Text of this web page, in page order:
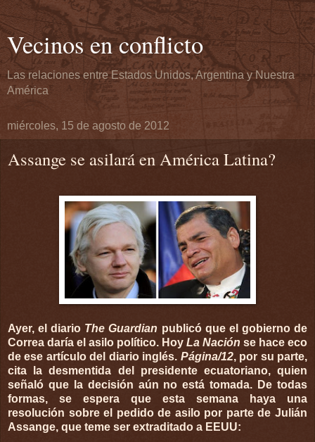
Vecinos en conflicto
Las relaciones entre Estados Unidos, Argentina y Nuestra
América
miércoles, 15 de agosto de 2012
Assange se asilará en América Latina?
Ayer, el diario The Guardian publicó que el gobierno de
Correa daría el asilo político. Hoy La Nación se hace eco
de ese artículo del diario inglés. Página/12, por su parte,
cita la desmentida del presidente ecuatoriano, quien
señaló que la decisión aún no está tomada. De todas
formas, se espera que esta semana haya una
resolución sobre el pedido de asilo por parte de Julián
Assange, que teme ser extraditado a EEUU: